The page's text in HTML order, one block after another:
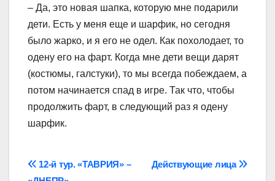
– Да, это новая шапка, которую мне подарили
дети. Есть у меня еще и шарфик, но сегодня
было жарко, и я его не одел. Как похолодает, то
одену его на фарт. Когда мне дети вещи дарят
(костюмы, галстуки), то мы всегда побеждаем, а
потом начинается спад в игре. Так что, чтобы
продолжить фарт, в следующий раз я одену
шарфик.
Навігація
Действующие лица
12-й тур. «ТАВРИЯ» –